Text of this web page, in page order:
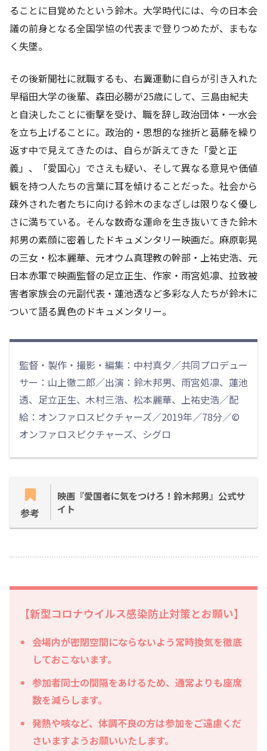
ることに目覚めたという鈴木。大学時代には、今の日本会
議の前身となる全国学協の代表まで登りつめたが、まもな
く失墜。
その後新聞社に就職するも、右翼運動に自らが引き入れた
早稲田大学の後輩、森田必勝が25歳にして、三島由紀夫
と自決したことに衝撃を受け、職を辞し政治団体・一水会
を立ち上げることに。政治的・思想的な挫折と葛藤を繰り
返す中で見えてきたのは、自らが訴えてきた「愛と正
義」、「愛国心」でさえも疑い、そして異なる意見や価値
観を持つ人たちの言葉に耳を傾けることだった。社会から
疎外された者たちに向ける鈴木のまなざしは限りなく優し
さに満ちている。そんな数奇な運命を生き抜いてきた鈴木
邦男の素顔に密着したドキュメンタリー映画だ。麻原彰晃
の三女・松本麗華、元オウム真理教の幹部・上祐史浩、元
日本赤軍で映画監督の足立正生、作家・雨宮処凛、拉致被
害者家族会の元副代表・蓮池透など多彩な人たちが鈴木に
ついて語る異色のドキュメンタリー。
監督・製作・撮影・編集：中村真夕／共同プロデュー
サー：山上徹二郎／出演：鈴木邦男、雨宮処凛、蓮池
透、足立正生、木村三浩、松本麗華、上祐史浩／配
給：オンファロスピクチャーズ／2019年／78分／©
オンファロスピクチャーズ、シグロ
参考
映画『愛国者に気をつけろ！鈴木邦男』公式サ
イト
【新型コロナウイルス感染防止対策とお願い】
会場内が密閉空間にならないよう常時換気を徹底
しておこないます。
参加者同士の間隔をあけるため、通常よりも座席
数を減らします。
発熱や咳など、体調不良の方は参加をご遠慮くだ
さいますようお願いいたします。